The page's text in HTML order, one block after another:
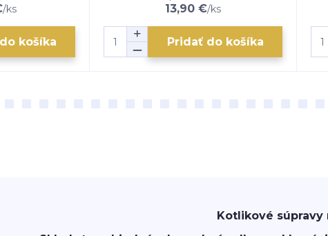
/ks
košíka
13,90 €/ks
Pridať do košíka
Kotlikové súpravy